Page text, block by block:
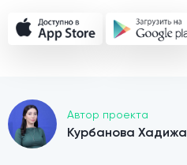
Автор проекта
Курбанова Хадижа